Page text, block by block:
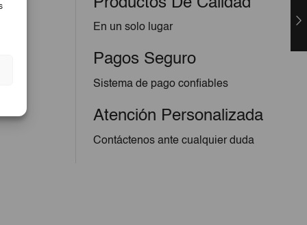
En un solo lugar
Pagos Seguro
Sistema de pago confiables
Atención Personalizada
Contáctenos ante cualquier duda